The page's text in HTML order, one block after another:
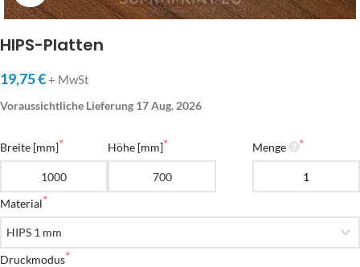
HIPS-Platten
19,75 €+ MwSt
Voraussichtliche Lieferung 17 Aug. 2026
Breite [mm] Höhe [mm] Menge
Material
Druckmodus